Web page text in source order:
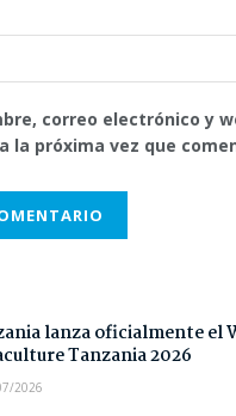
correo electrónico y
la próxima vez que
lanza oficialmente el
Tanzania 2026
2026